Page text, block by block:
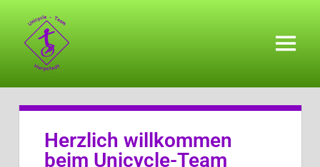
Herzlich willkommen
beim Unicycle-Team